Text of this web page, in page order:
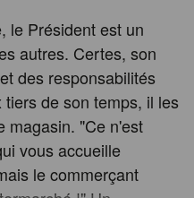
le Président est un
autres. Certes, son
des responsabilités
de son temps, il les
magasin. "Ce n'est
vous accueille
le commerçant